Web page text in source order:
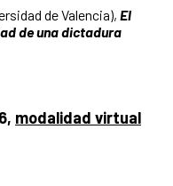
de Valencia), El
de una dictadura
modalidad virtual